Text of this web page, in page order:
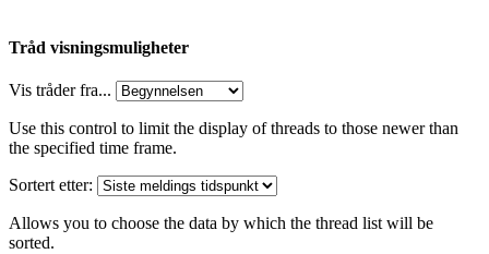
Tråd visningsmuligheter
Vis tråder fra...
Use this control to limit the display of threads to those newer than
the specified time frame.
Sortert etter:
Allows you to choose the data by which the thread list will be
sorted.